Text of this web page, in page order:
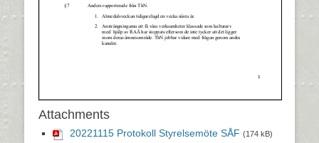
Attachments
20221115 Protokoll Styrelsemöte SÅF (174 kB)